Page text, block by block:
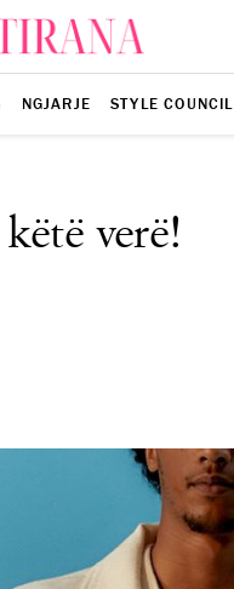
NGJARJE STYLE COUNCIL
verë!